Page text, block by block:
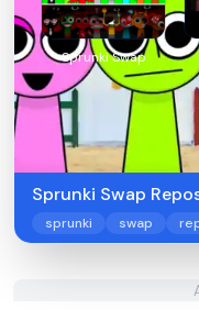
Sprunki Swap
Sprunki Swap
sprunki swap